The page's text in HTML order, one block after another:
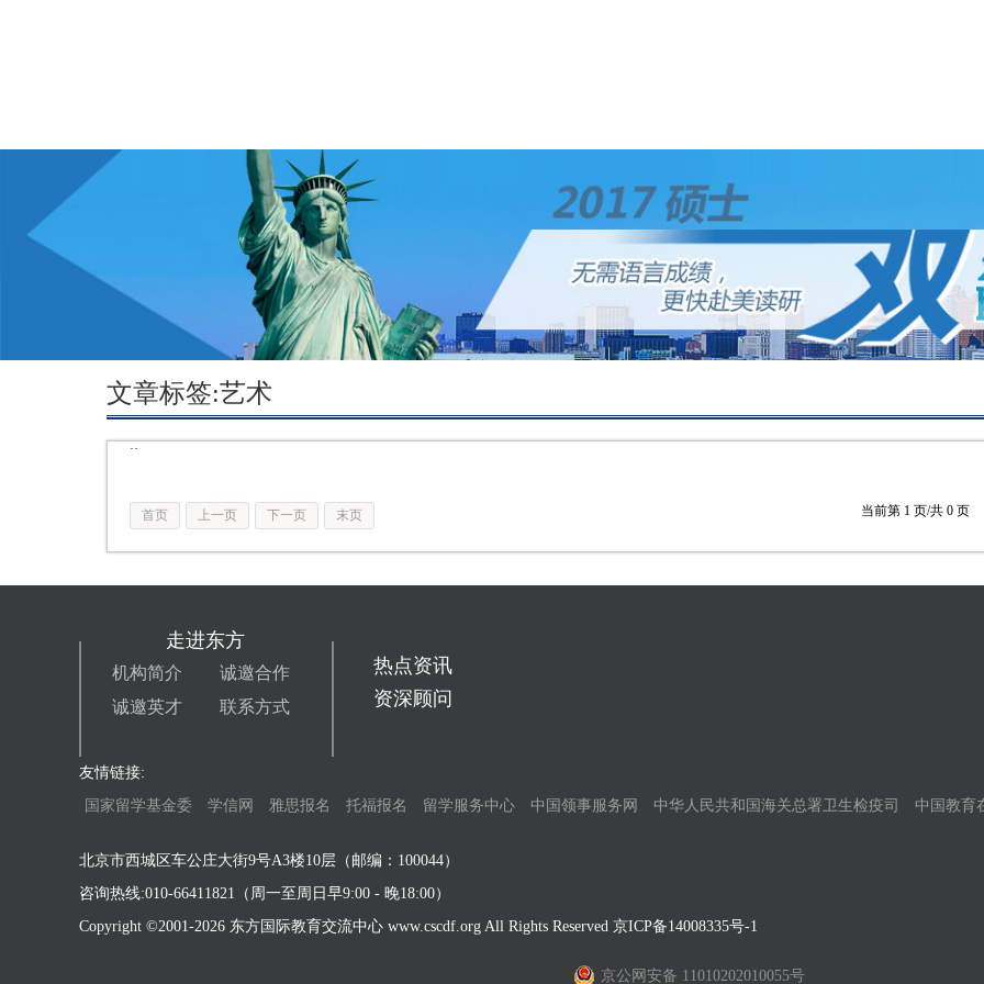
文章标签:艺术
··
末页
下一页
上一页
首页 当前第 1 页/共 0 页
走进东方
机构简介
诚邀合作
诚邀英才
联系方式
热点资讯
资深顾问
友情链接:
国家留学基金委
学信网 雅思报名 托福报名 留学服务中心 中国领事服务网 中华人民共和国海关总署卫生检疫司 中国教育
北京市西城区车公庄大街9号A3楼10层（邮编：100044）
咨询热线:010-66411821（周一至周日早9:00 - 晚18:00）
Copyright ©2001-2026 东方国际教育交流中心 www.cscdf.org All Rights Reserved 京ICP备14008335号-1
京公网安备 11010202010055号